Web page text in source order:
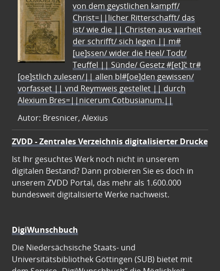
von dem geystlichen kampff/
Christ=||licher Ritterschafft/ das
ist/ wie die || Christen aus warheit
der schrifft/ sich legen || m#
[ue]ssen/ wider die Heel/ Todt/
Teuffel || Sünde/ Gesetz #[et]c̃ tr#
[oe]stlich zulesen/|| allen bl#[oe]den gewissen/
vorfasset || vnd Reymweis gestellet || durch
Alexium Bres=||nicerum Cotbusianum.||
Autor: Bresnicer, Alexius
ZVDD - Zentrales Verzeichnis digitalisierter Drucke
Ist Ihr gesuchtes Werk noch nicht in unserem
digitalen Bestand? Dann probieren Sie es doch in
unserem ZVDD Portal, das mehr als 1.600.000
bundesweit digitalisierte Werke nachweist.
DigiWunschbuch
Die Niedersächsische Staats- und
Universitätsbibliothek Göttingen (SUB) bietet mit